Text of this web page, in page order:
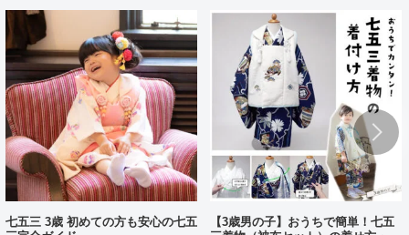
七五三 3歳 初めての方も安心の七五
【3歳男の子】おうちで簡単！七五